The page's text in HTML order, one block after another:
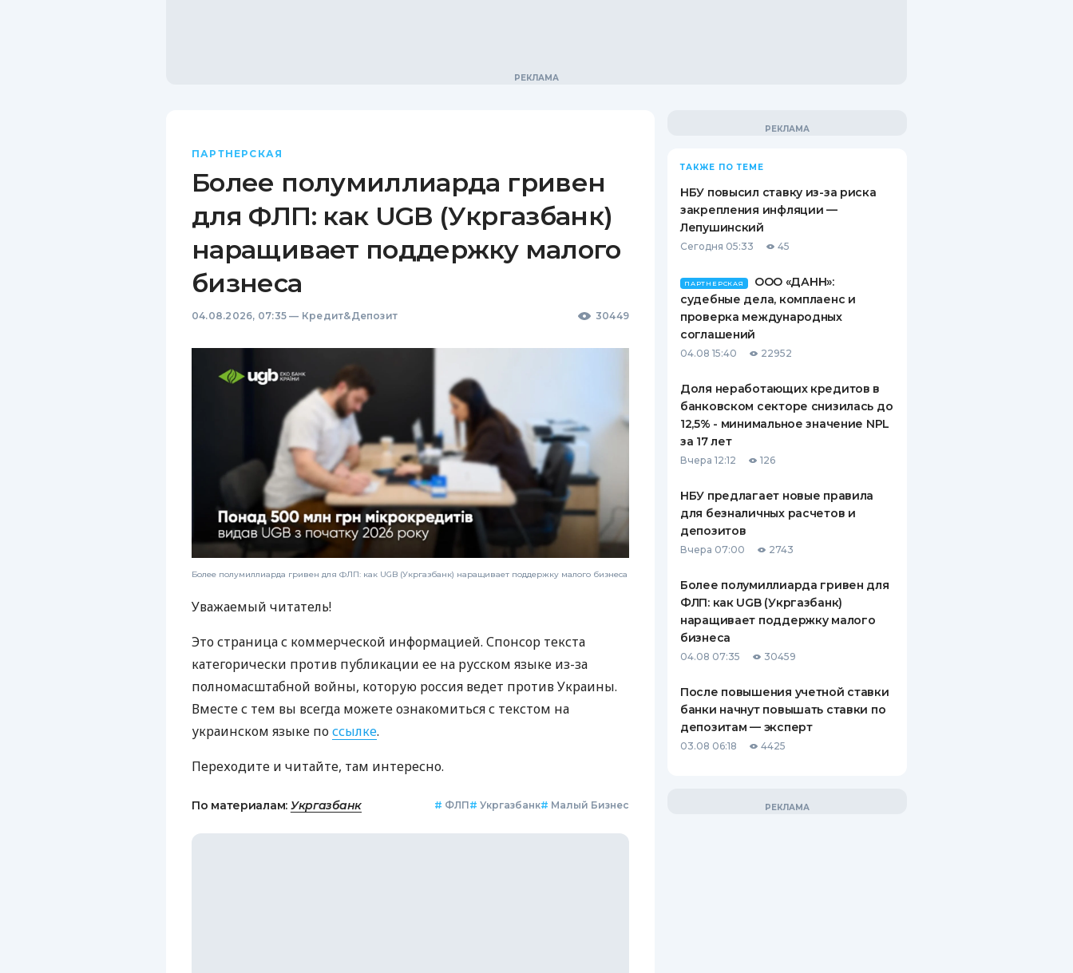
ПАРТНЕРСКАЯ
Более полумиллиарда гривен
для ФЛП: как UGB (Укргазбанк)
наращивает поддержку малого
бизнеса
04.08.2026, 07:35 — Кредит&Депозит 30449
Более полумиллиарда гривен для ФЛП: как UGB (Укргазбанк) наращивает поддержку малого бизнеса
Уважаемый читатель!
Это страница с коммерческой информацией. Спонсор текста
категорически против публикации ее на русском языке из-за
полномасштабной войны, которую россия ведет против Украины.
Вместе с тем вы всегда можете ознакомиться с текстом на
украинском языке поссылке.
Переходите и читайте, там интересно.
По материалам: Укргазбанк # ФЛП# Укргазбанк# Малый Бизнес
ТАКЖЕ ПО ТЕМЕ
НБУ повысил ставку из-за риска
закрепления инфляции —
Лепушинский
Сегодня 05:33 45
ПАРТНЕРСКАЯ
ООО «ДАНН»:
судебные дела, комплаенс и
проверка международных
соглашений
04.08 15:40 22952
Доля неработающих кредитов в
банковском секторе снизилась до
12,5% - минимальное значение NPL
за 17 лет
Вчера 12:12 126
НБУ предлагает новые правила
для безналичных расчетов и
депозитов
Вчера 07:00 2743
Более полумиллиарда гривен для
ФЛП: как UGB (Укргазбанк)
наращивает поддержку малого
бизнеса
04.08 07:35 30459
После повышения учетной ставки
банки начнут повышать ставки по
депозитам — эксперт
03.08 06:18 4425